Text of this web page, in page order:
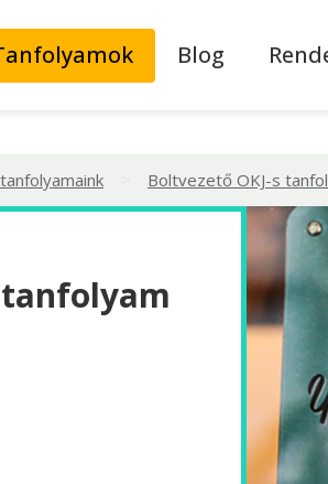
Blog
Boltvezető OKJ-s
tanfolyam